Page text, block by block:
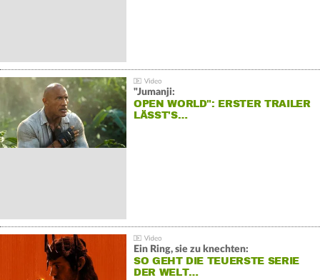
"Jumanji:
OPEN WORLD": ERSTER TRAILER
LÄSST'S…
Ein Ring, sie zu knechten:
SO GEHT DIE TEUERSTE SERIE
DER WELT…